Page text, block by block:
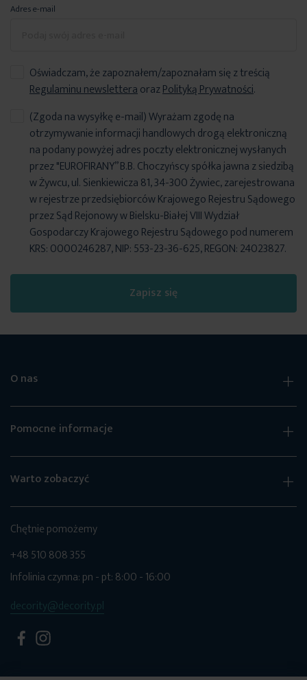
Adres e-mail
Oświadczam, że zapoznałem/zapoznałam się z treścią
Regulaminu newsletteraorazPolityką Prywatności.
Zapisz się
(Zgoda na wysyłkę e-mail) Wyrażam zgodę na
otrzymywanie informacji handlowych drogą elektroniczną
na podany powyżej adres poczty elektronicznej wysłanych
przez "EUROFIRANY” B.B. Choczyńscy spółka jawna z siedzibą
w Żywcu, ul. Sienkiewicza 81, 34-300 Żywiec, zarejestrowana
w rejestrze przedsiębiorców Krajowego Rejestru Sądowego
przez Sąd Rejonowy w Bielsku-Białej VIII Wydział
Gospodarczy Krajowego Rejestru Sądowego pod numerem
KRS: 0000246287, NIP: 553-23-36-625, REGON: 24023827.
O nas
Pomocne informacje
Warto zobaczyć
Chętnie pomożemy
+48 510 808 355
Infolinia czynna: pn - pt: 8:00 - 16:00
decority@decority.pl